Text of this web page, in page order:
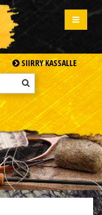
SIIRRY KASSALLE